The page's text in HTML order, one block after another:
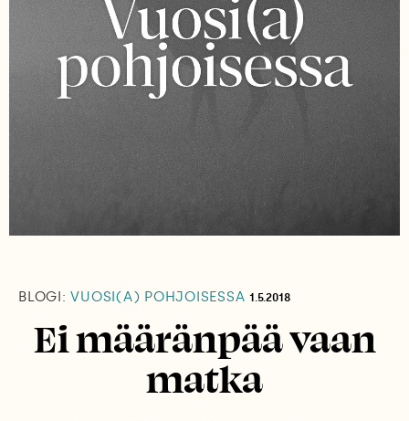
BLOGI: VUOSI(A) POHJOISESSA 1.5.2018
Ei määränpää vaan
matka